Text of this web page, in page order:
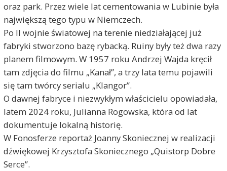
oraz park. Przez wiele lat cementowania w Lubinie była
największą tego typu w Niemczech.
Po II wojnie światowej na terenie niedziałającej już
fabryki stworzono bazę rybacką. Ruiny były też dwa razy
planem filmowym. W 1957 roku Andrzej Wajda kręcił
tam zdjęcia do filmu „Kanał”, a trzy lata temu pojawili
się tam twórcy serialu „Klangor”.
O dawnej fabryce i niezwykłym właścicielu opowiadała,
latem 2024 roku, Julianna Rogowska, która od lat
dokumentuje lokalną historię.
W Fonosferze reportaż Joanny Skoniecznej w realizacji
dźwiękowej Krzysztofa Skoniecznego „Quistorp Dobre
Serce”.